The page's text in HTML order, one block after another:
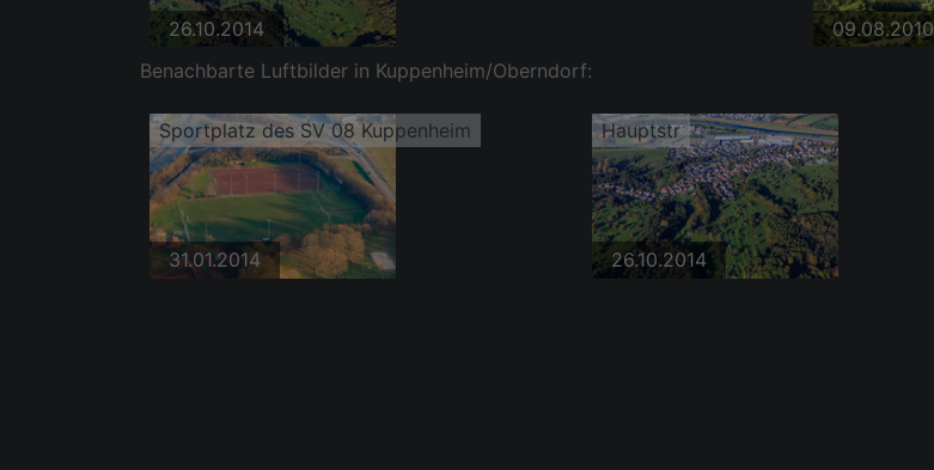
26.10.2014
09.08.2010
Benachbarte Luftbilder in Kuppenheim/Oberndorf:
Sportplatz des SV 08 Kuppenheim
31.01.2014
Hauptstr
26.10.2014